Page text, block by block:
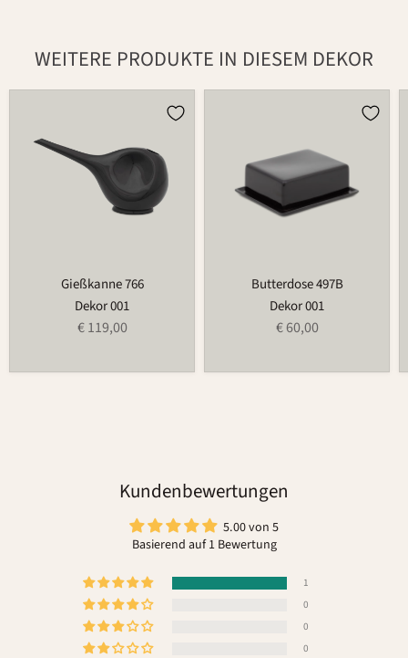
WEITERE PRODUKTE IN DIESEM DEKOR
Gießkanne 766
Dekor 001
€ 119,00
Butterdose 497B
Dekor 001
€ 60,00
Kundenbewertungen
5.00 von 5
Basierend auf 1 Bewertung
1
0
0
0